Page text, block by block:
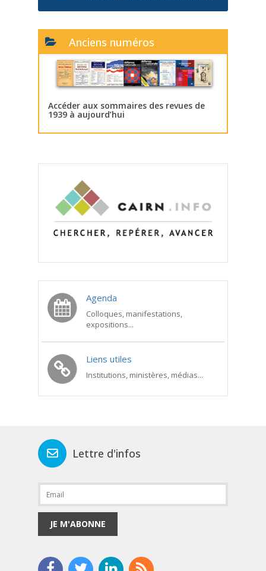
Anciens numéros
Accéder aux sommaires des revues de
1939 à aujourd’hui
Agenda
Colloques, manifestations,
expositions...
Liens utiles
Institutions, ministères, médias...
Lettre d'infos
JE M'ABONNE